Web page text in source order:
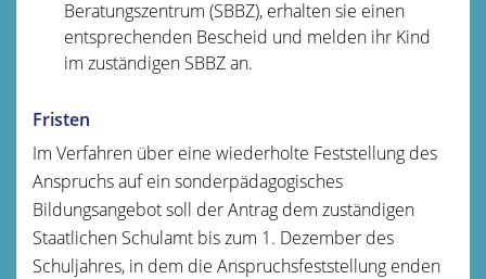
Beratungszentrum (SBBZ), erhalten sie einen
entsprechenden Bescheid und melden ihr Kind
im zuständigen SBBZ an.
Fristen
Im Verfahren über eine wiederholte Feststellung des
Anspruchs auf ein sonderpädagogisches
Bildungsangebot soll der Antrag dem zuständigen
Staatlichen Schulamt bis zum 1. Dezember des
Schuljahres, in dem die Anspruchsfeststellung enden